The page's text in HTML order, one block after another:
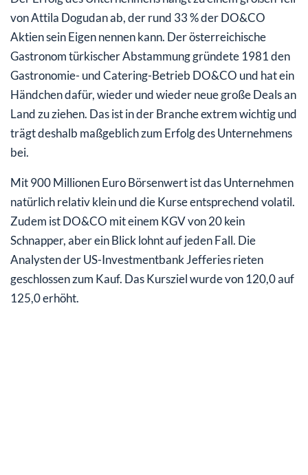
von Attila Dogudan ab, der rund 33 % der DO&CO
Aktien sein Eigen nennen kann. Der österreichische
Gastronom türkischer Abstammung gründete 1981 den
Gastronomie- und Catering-Betrieb DO&CO und hat ein
Händchen dafür, wieder und wieder neue große Deals an
Land zu ziehen. Das ist in der Branche extrem wichtig und
trägt deshalb maßgeblich zum Erfolg des Unternehmens
bei.
Mit 900 Millionen Euro Börsenwert ist das Unternehmen
natürlich relativ klein und die Kurse entsprechend volatil.
Zudem ist DO&CO mit einem KGV von 20 kein
Schnapper, aber ein Blick lohnt auf jeden Fall. Die
Analysten der US-Investmentbank Jefferies rieten
geschlossen zum Kauf. Das Kursziel wurde von 120,0 auf
125,0 erhöht.